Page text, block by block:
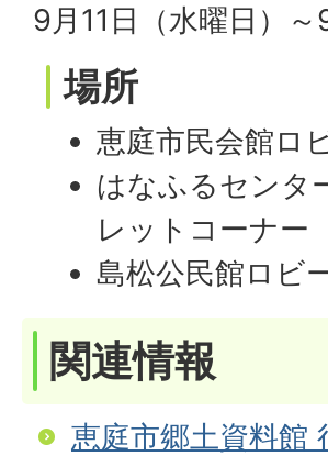
9月11日（水曜日）
場所
恵庭市民会館ロ
はなふるセンタ
レットコーナー
島松公民館ロビ
関連情報
恵庭市郷土資料館